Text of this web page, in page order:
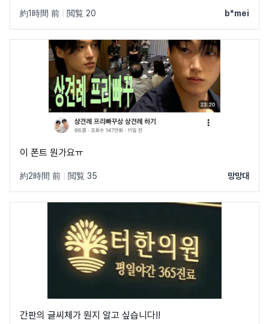
約1時間 前 閲覧 20 b*mei
이 폰트 뭔가요ㅠ
約2時間 前 閲覧 35 망망대
간판의 글씨체가 뭔지 알고 싶습니다!!